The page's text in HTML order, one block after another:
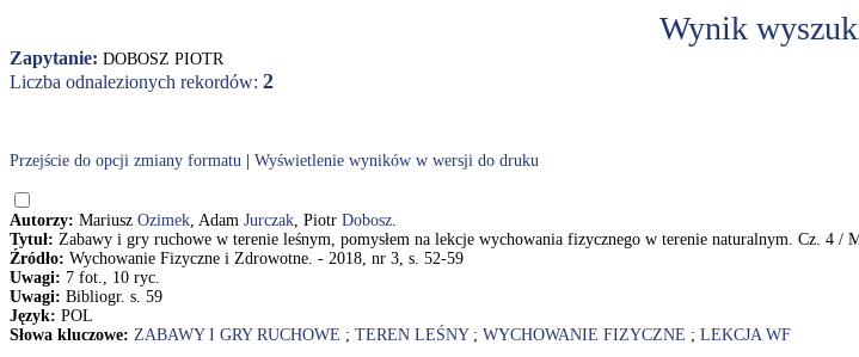
Wynik
Zapytanie: DOBOSZ PIOTR
Liczba odnalezionych rekordów: 2
Przejście do opcji zmiany formatu Wyświetlenie wyników w wersji do druku
Autorzy: Mariusz Ozimek, Adam Jurczak, Piotr Dobosz.
Tytuł: Zabawy i gry ruchowe w terenie leśnym, pomysłem na lekcje wychowania fizycznego w terenie naturalnym. Cz. 4 /
Źródło: Wychowanie Fizyczne i Zdrowotne. - 2018, nr 3, s. 52-59
Uwagi: 7 fot., 10 ryc.
Uwagi: Bibliogr. s. 59
Język: POL
Słowa kluczowe: ZABAWY I GRY RUCHOWE ; TEREN LEŚNY; WYCHOWANIE FIZYCZNE ; LEKCJA WF